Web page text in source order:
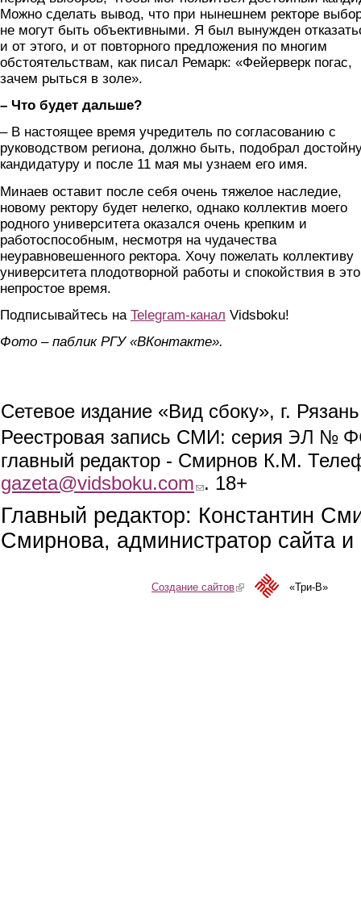
Можно сделать вывод, что при нынешнем ректоре
не могут быть объективными. Я был вынужден
и от этого, и от повторного предложения по многим
обстоятельствам, как писал Ремарк: «Фейерверк погас,
зачем рыться в золе».
– Что будет дальше?
– В настоящее время учредитель по согласованию с
руководством региона, должно быть, подобрал
кандидатуру и после 11 мая мы узнаем его имя.
Минаев оставит после себя очень тяжелое наследие,
новому ректору будет нелегко, однако коллектив моего
родного университета оказался очень крепким и
работоспособным, несмотря на чудачества
неуравновешенного ректора. Хочу пожелать коллективу
университета плодотворной работы и спокойствия в это
непростое время.
Подписывайтесь на Telegram-канал Vidsboku!
Фото – паблик РГУ «ВКонтакте».
Сетевое издание «Вид сбоку», г.
Реестровая запись СМИ: серия ЭЛ №
главный редактор - Смирнов К.М.
gazeta@vidsboku.com (link sends e-mail)
. 18+
Главный редактор: Константин
Смирнова, администратор сайта
Создание сайтов(link is external)«Три-В»